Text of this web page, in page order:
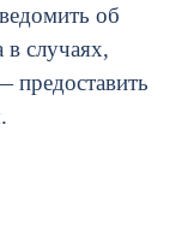
об
случаях,
предоставить